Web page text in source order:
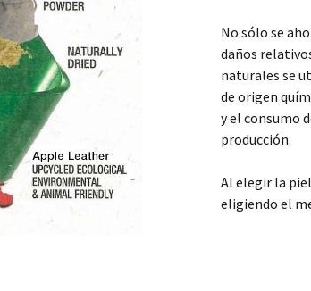
No sólo se
daños
naturales se
de origen
y el consumo
producción.
Al elegir la
eligiendo el